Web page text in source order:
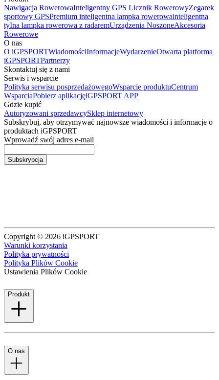
Nawigacja RowerowaInteligentny GPS Licznik RowerowyZegarek
sportowy GPSPremium inteligentna lampka rowerowalnteligentna
tyIna lampka rowerowa z radaremUrządzenia NoszoneAkcesoria
Rowerowe
O nas
O iGPSPORTWiadomościInformacjeWydarzenieOtwarta platforma
iGPSPORTPartnerzy
Skontaktuj się z nami
Serwis i wsparcie
Polityka serwisu posprzedażowegoWsparcie produktuCentrum
WsparciaPobierz aplikacjęiGPSPORT APP
Gdzie kupić
Autoryzowani sprzedawcySklep internetowy
Subskrybuj, aby otrzymywać najnowsze wiadomości i informacje o
produktach iGPSPORT
Wprowadź swój adres e-mail
Subskrypcja
Copyright © 2026 iGPSPORT
Warunki korzystania
Polityka prywatności
Polityka Plików Cookie
Ustawienia Plików Cookie
Produkt
O nas